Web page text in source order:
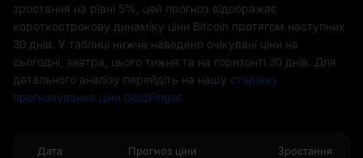
зростання на рівні 5%, цей прогноз відображає
короткострокову динаміку ціни Bitcoin протягом наступних
30 днів. У таблиці нижче наведено очікувані ціни на
сьогодні, завтра, цього тижня та на горизонті 30 днів. Для
детального аналізу перейдіть на нашу сторінку
прогнозування ціни GoldFinger.
Дата Прогноз ціни Зростання